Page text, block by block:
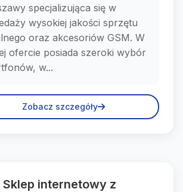
specjalizująca się w
wysokiej jakości sprzętu
oraz akcesoriów GSM. W
ofercie posiada szeroki wybór
w...
Zobacz szczegóły
Sklep internetowy z